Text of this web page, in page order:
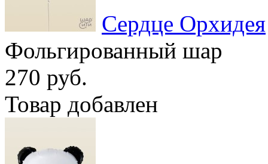
Сердце Орхидея
Фольгированный шар
270 руб.
Товар добавлен